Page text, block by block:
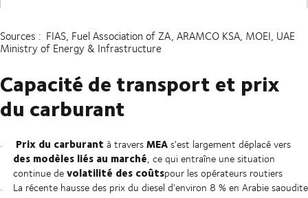
Sources : FIAS, Fuel Association of ZA, ARAMCO KSA, MOEI, UAE
Ministry of Energy & Infrastructure
Capacité de transport et prix
du carburant
Prix du carburant à traversMEAs'est largement déplacé vers
des modèles liés au marché, ce qui entraîne une situation
continue devolatilité des coûtspour les opérateurs routiers
La récente hausse des prix du diesel d'environ 8 % en Arabie saoudite